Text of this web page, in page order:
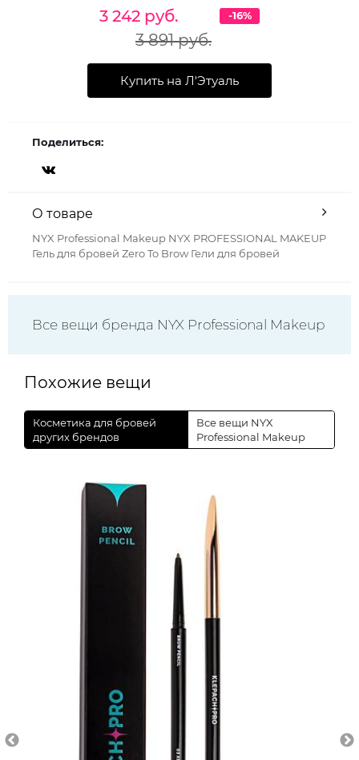
3 242 руб.
3 891 руб.
-16%
Купить на Л'Этуаль
Поделиться:
О товаре
NYX Professional Makeup NYX PROFESSIONAL MAKEUP
Гель для бровей Zero To Brow Гели для бровей
Все вещи бренда NYX Professional Makeup
Похожие вещи
Косметика для бровей
других брендов
Все вещи NYX
Professional Makeup